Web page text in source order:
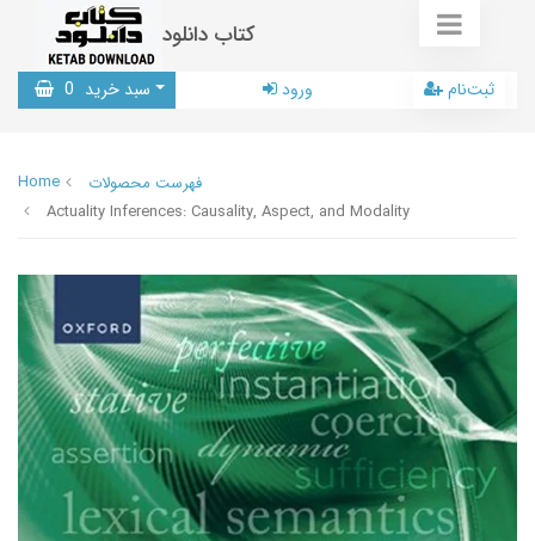
کتاب دانلود
سبد خرید 0 ورود ثبت‌نام
Home
فهرست محصولات
Actuality Inferences: Causality, Aspect, and Modality